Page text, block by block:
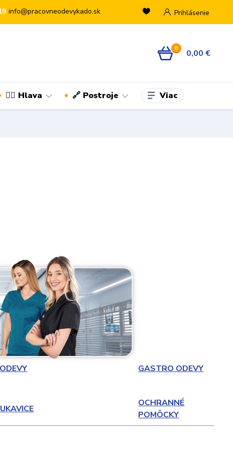
Prihlásenie
info@pracovneodevykado.sk
0 0,00 €
👷‍♂️ Hlava 🔗 Postroje Viac
GASTRO ODEVY
OCHRANNÉ
POMÔCKY